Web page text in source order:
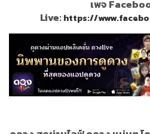
เพจ
Live:https://